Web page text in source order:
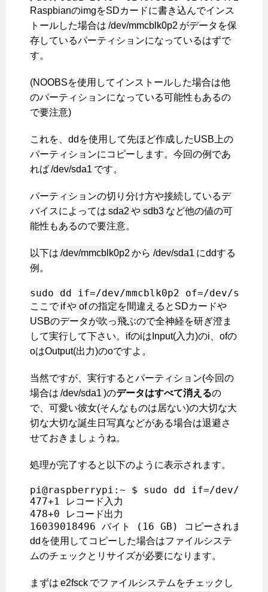
RaspbianのimgをSDカードに書き込んでインス
トールした場合は /dev/mmcblk0p2 がデータを保
存しているパーティションになっているはずで
す。
(NOOBSを使用してインストールした場合は他
のパーティションになっている可能性もあるの
で要注意)
これを、ddを使用して先ほど作成したUSB上の
パーティションにコピーします。今回の例であ
れば/dev/sda1 です。
パーティションの切り分け方や接続しているデ
バイスによっては sda2 や sdb3 など他の値の可
能性もあるので要注意。
以下は /dev/mmcblk0p2 から /dev/sda1 にddする
例。
sudo dd if=/dev/mmcblk0p2 of=/dev/sda1
ここで ifや of の指定を間違えるとSDカードや
USBのデータが吹っ飛ぶので全神経を研ぎ澄ま
して実行して下さい。ifのiはInput(入力)のi、ofの
oはOutput(出力)のoですよ。
当然ですが、実行するとパーティション(今回の
場合は /dev/sda1 )のデータはすべて消えるの
で、可愛い彼女(そんなものは居ない)の大切な大
切な大切な誕生日写真などがある場合は退避さ
せておきましょうね。
処理が完了すると以下のように表示されます。
pi@raspberrypi:~ $ sudo dd if=/dev/
477+1 レコード入力
478+0 レコード出力
ddを使用してコピーした場合はファイルシステ
ムのチェックとリサイズが必要になります。
まずは e2fsck でファイルシステムをチェックし